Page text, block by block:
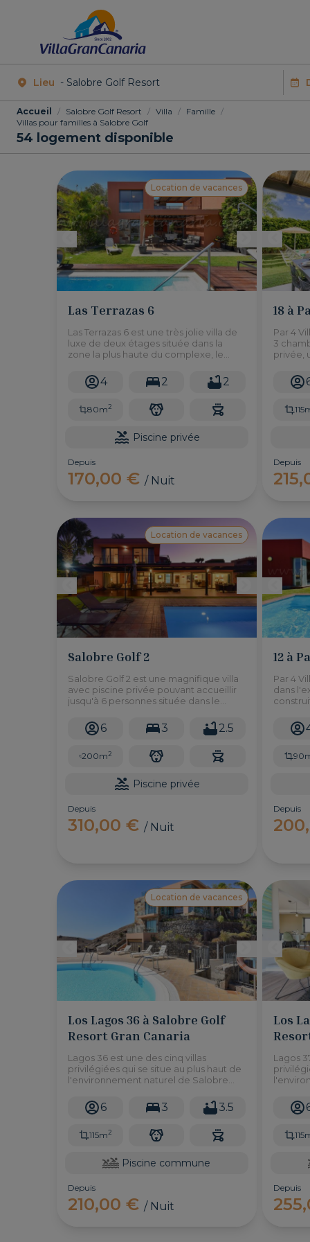
Lieu
Accueil / Salobre Golf Resort / Villa / Famille /
Villas pour familles à Salobre Golf
54 logement disponible
Location de vacances
Las Terrazas 6
Las Terrazas 6 est une très jolie villa de
luxe de deux étages située dans la
zone la plus haute du complexe, le
vue magnifique sur les reliefs et le golf.
4 2 2
80m2
Piscine privée
Depuis
170,00 € / Nuit
18 à
Par 4
3
privée,
sur le
Depuis
Location de vacances
Salobre Golf 2
Salobre Golf 2 est une magnifique villa
avec piscine privée pouvant accueillir
jusqu'à 6 personnes située dans le
à Maspalomas. Il dispose de trois
chambres doubles, d'un jardin, d'un
besoin pour profiter d'une expérience
6 3 2.5
200m2
Piscine privée
Depuis
310,00 € / Nuit
12 à
Par 4
dans
Depuis
Location de vacances
Los Lagos 36 à Salobre Golf
Resort Gran Canaria
Lagos 36 est une des cinq villas
privilégiées qui se situe au plus haut de
l'environnement naturel de Salobre
panoramique sur le golf et les
montagnes.
6 3 3.5
115m2
Piscine commune
Depuis
210,00 € / Nuit
Los
Lagos
Depuis